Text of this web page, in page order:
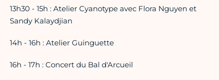
13h30 - 15h : Atelier Cyanotype avec Flora Nguyen et
Sandy Kalaydjian
14h - 16h : Atelier Guinguette
16h - 17h : Concert du Bal d'Arcueil